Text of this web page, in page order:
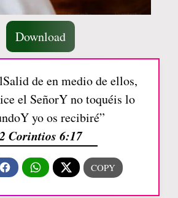
Download
de en medio de ellos,
el SeñorY no toquéis lo
yo os recibiré”
Corintios 6:17